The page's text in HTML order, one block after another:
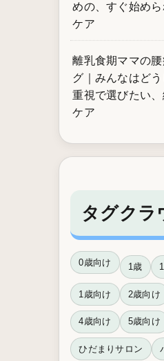
めの、すぐ始め
ケア
離乳食期ママの
グ｜みんなはど
重視で選びたい
ケア
タグクラ
0歳向け 1歳
1歳向け 2歳向け
4歳向け 5歳向け
ひだまりサロン